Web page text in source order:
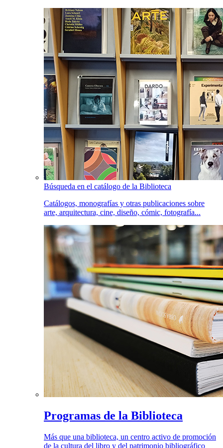
Búsqueda en el catálogo de la Biblioteca
Catálogos, monografías y otras publicaciones sobre
arte, arquitectura, cine, diseño, cómic, fotografía...
Programas de la Biblioteca
Más que una biblioteca, un centro activo de promoción
de la cultura del libro y del patrimonio bibliográfico